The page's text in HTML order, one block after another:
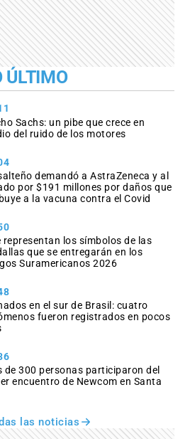
ÚLTIMO
Sachs: un pibe que crece en
del ruido de los motores
demandó a AstraZeneca y al
por $191 millones por daños que
a la vacuna contra el Covid
representan los símbolos de las
que se entregarán en los
Suramericanos 2026
en el sur de Brasil: cuatro
fueron registrados en pocos
de 300 personas participaron del
encuentro de Newcom en Santa
las noticias